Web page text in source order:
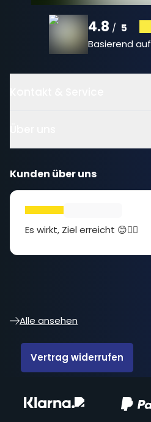
4.8 / 5
Basierend auf
Kunden über uns
Es wirkt, Ziel erreicht 😊👍🏻
Alle ansehen
Vertrag widerrufen